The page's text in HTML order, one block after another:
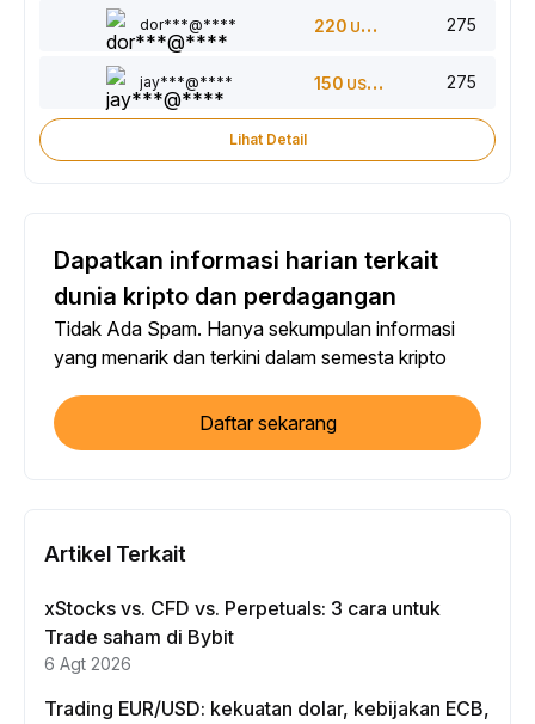
dor***@**** 220 USDT 275
jay***@**** 150 USDT 275
Lihat Detail
Dapatkan informasi harian terkait
dunia kripto dan perdagangan
Tidak Ada Spam. Hanya sekumpulan informasi
yang menarik dan terkini dalam semesta kripto
Daftar sekarang
Artikel Terkait
xStocks vs. CFD vs. Perpetuals: 3 cara untuk
Trade saham di Bybit
6 Agt 2026
Trading EUR/USD: kekuatan dolar, kebijakan ECB,